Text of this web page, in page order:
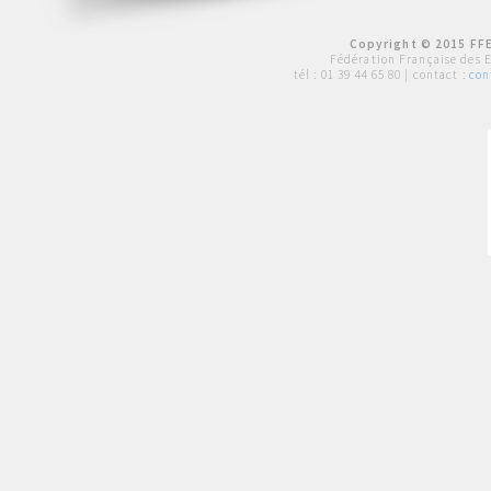
Copyright © 2015
Fédération Française des
tél : 01 39 44 65 80 | contact :